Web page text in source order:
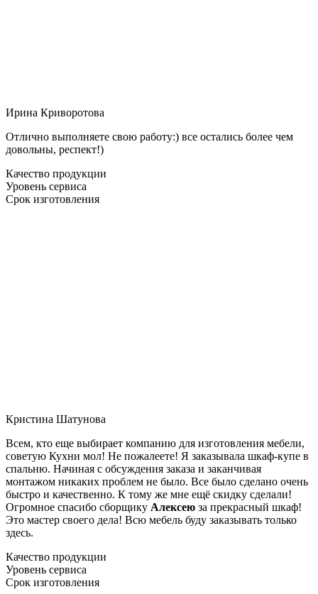
Ирина Криворотова
Отлично выполняете свою работу:) все остались более чем
довольны, респект!)
Качество продукции
Уровень сервиса
Срок изготовления
Кристина Шатунова
Всем, кто еще выбирает компанию для изготовления мебели,
советую Кухни мол! Не пожалеете! Я заказывала шкаф-купе в
спальню. Начиная с обсуждения заказа и заканчивая
монтажом никаких проблем не было. Все было сделано очень
быстро и качественно. К тому же мне ещё скидку сделали!
Огромное спасибо сборщику Алексею за прекрасный шкаф!
Это мастер своего дела! Всю мебель буду заказывать только
здесь.
Качество продукции
Уровень сервиса
Срок изготовления